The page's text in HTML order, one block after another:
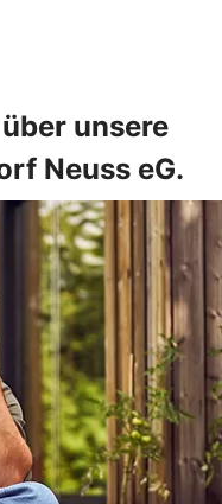
unsere
Neuss eG.